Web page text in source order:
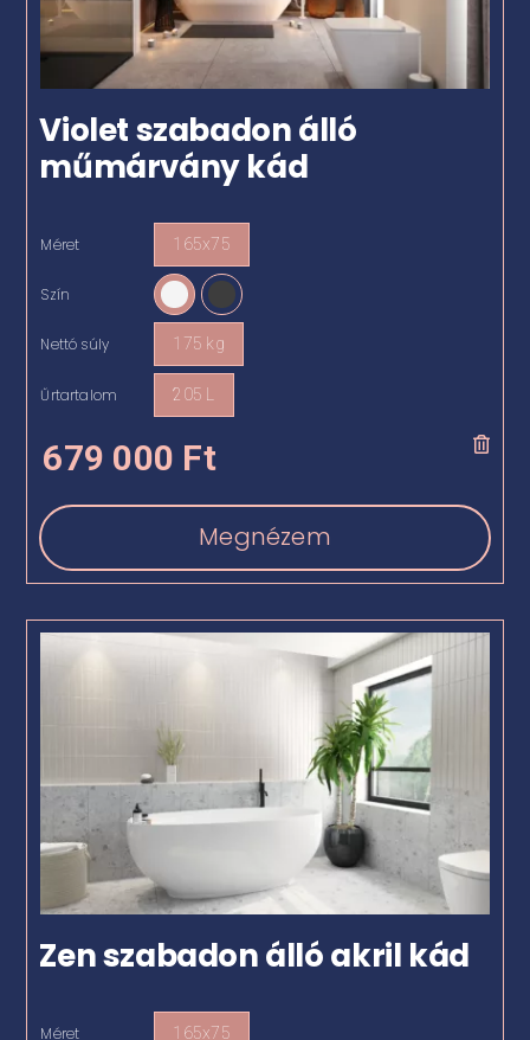
Violet szabadon álló
műmárvány kád
Méret 165x75
Szín
Nettó súly 175 kg
Űrtartalom 205 L
679 000 Ft
Megnézem
Zen szabadon álló akril kád
Méret 165x75